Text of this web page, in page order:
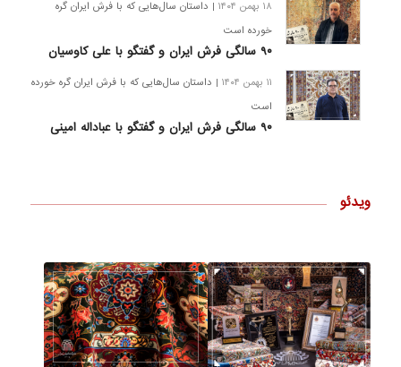
۱۸ بهمن ۱۴۰۴
| داستان سال‌هایی که با فرش ایران گره
خورده است
۹۰ سالگی فرش ایران و گفتگو با علی کاوسیان
۱۱ بهمن ۱۴۰۴
| داستان سال‌هایی که با فرش ایران گره خورده
است
۹۰ سالگی فرش ایران و گفتگو با عباداله امینی
ویدئو